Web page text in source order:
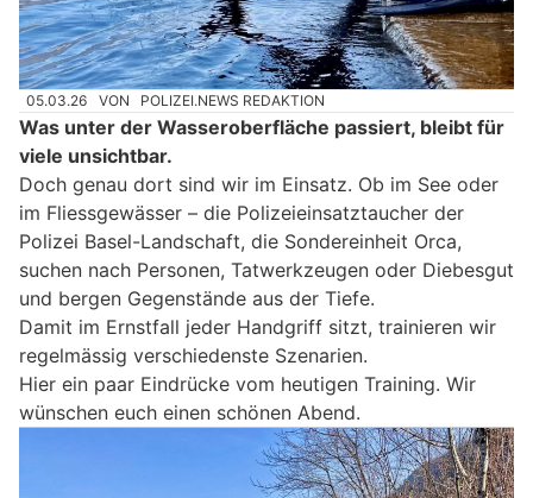
05.03.26 VON POLIZEI.NEWS REDAKTION
Was unter der Wasseroberfläche passiert, bleibt für
viele unsichtbar.
Doch genau dort sind wir im Einsatz. Ob im See oder
im Fliessgewässer – die Polizeieinsatztaucher der
Polizei Basel-Landschaft, die Sondereinheit Orca,
suchen nach Personen, Tatwerkzeugen oder Diebesgut
und bergen Gegenstände aus der Tiefe.
Damit im Ernstfall jeder Handgriff sitzt, trainieren wir
regelmässig verschiedenste Szenarien.
Hier ein paar Eindrücke vom heutigen Training. Wir
wünschen euch einen schönen Abend.